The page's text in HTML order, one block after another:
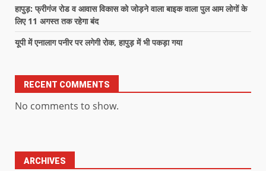
हापुड़: फ्रीगंज रोड व आवास विकास को जोड़ने वाला बाइक वाला पुल आम लोगों के
लिए 11 अगस्त तक रहेगा बंद
यूपी में एनालाग पनीर पर लगेगी रोक, हापुड़ में भी पकड़ा गया
RECENT COMMENTS
No comments to show.
ARCHIVES